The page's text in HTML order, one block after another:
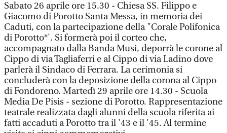
Sabato 26 aprile ore 15.30 - Chiesa SS. Filippo e
Giacomo di Porotto Santa Messa, in memoria dei
Caduti, con la partecipazione della "Corale Polifonica
di Porotto*'. Si formerà poi il corteo che,
accompagnato dalla Banda Musi, deporrà le corone al
Cippo di via Tagliaferri e al Cippo di via Ladino dove
parlerà il Sindaco di Ferrara. La cerimonia si
concluderà con la deposizione della corona al Cippo
di Fondoreno. Martedì 29 aprile ore 14.30 - Scuola
Media De Pisis - sezione di Porotto. Rappresentazione
teatrale realizzata dagli alunni della scuola riferita ai
fatti accaduti a Porotto tra il '43 e il '45. Al termine